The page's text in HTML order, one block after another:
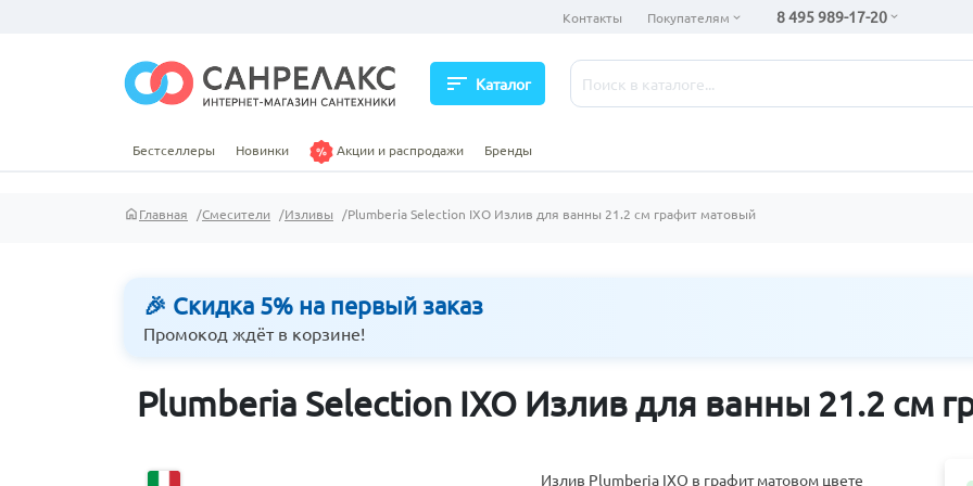
Контакты Покупателям 8 495 989-17-20
sort Каталог
Бестселлеры Новинки Акции и распродажи Бренды
Главная Смесители Изливы Plumberia Selection IXO Излив для ванны 21.2 см графит матовый
🎉 Скидка 5% на первый заказ
Промокод ждёт в корзине!
Plumberia Selection IXO Излив для ванны 21.2 см
Излив Plumberia IXO в графит матовом цвете